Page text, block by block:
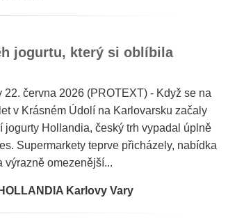
jogurtu, který si oblíbila
22. června 2026 (PROTEXT) - Když se na
v Krásném Údolí na Karlovarsku začaly
jogurty Hollandia, český trh vypadal úplně
Supermarkety teprve přicházely, nabídka
výrazně omezenější...
Karlovy Vary